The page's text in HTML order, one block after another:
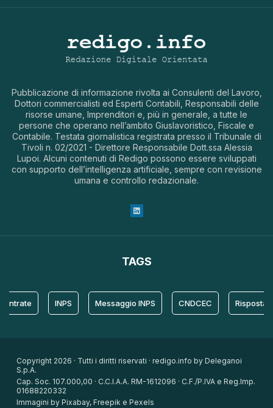
Pubblicazione di informazione rivolta ai Consulenti del Lavoro,
Dottori commercialisti ed Esperti Contabili, Responsabili delle
risorse umane, Imprenditori e, più in generale, a tutte le
persone che operano nell’ambito Giuslavoristico, Fiscale e
Contabile. Testata giornalistica registrata presso il Tribunale di
Tivoli n. 02/2021 - Direttore Responsabile Dott.ssa Alessia
Lupoi. Alcuni contenuti di Redigo possono essere sviluppati
con supporto dell’intelligenza artificiale, sempre con revisione
umana e controllo redazionale.
TAGS
Messaggio INPS CNDCEC Risposta
Copyright 2026 · Tutti i diritti riservati · redigo.info by Deleganoi
S.p.A.
Cap. Soc. 107.000,00 · C.C.I.A.A. RM-1612096 · C.F./P.IVA e Reg.Imp.
01688220332
Immagini by Pixabay, Freepik e Pexels